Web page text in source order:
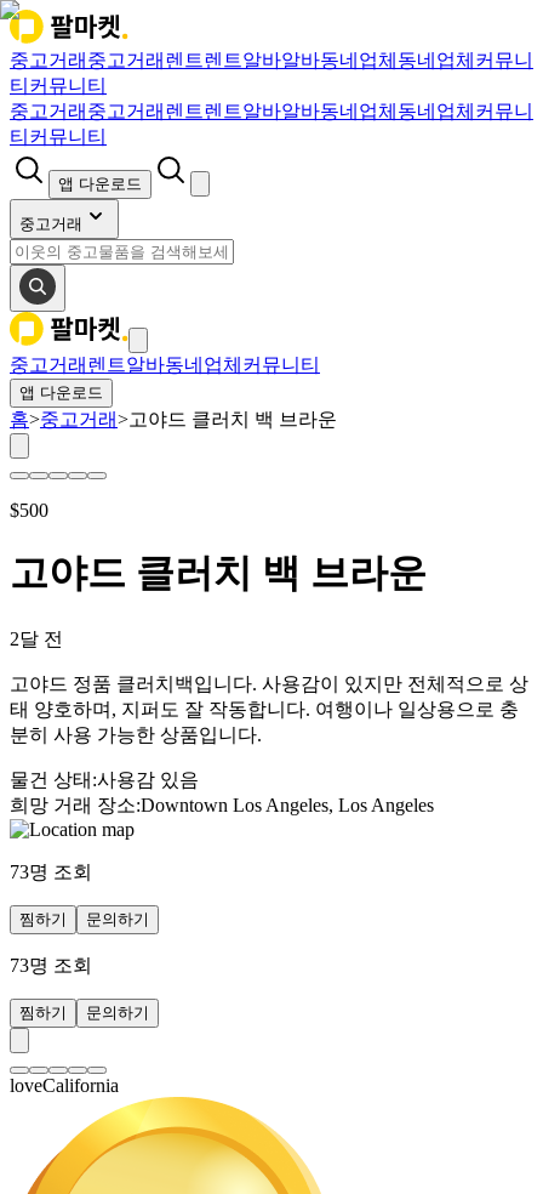
중고거래 중고거래 렌트렌트알바알바동네업체 동네업체 커뮤니
티 커뮤니티
중고거래 중고거래 렌트렌트알바알바동네업체 동네업체 커뮤니
티 커뮤니티
앱 다운로드
중고거래
중고거래 렌트알바동네업체 커뮤니티
앱 다운로드
홈>중고거래>고야드 클러치 백 브라운
$500
고야드 클러치 백 브라운
2달 전
고야드 정품 클러치백입니다. 사용감이 있지만 전체적으로 상
태 양호하며, 지퍼도 잘 작동합니다. 여행이나 일상용으로 충
분히 사용 가능한 상품입니다.
물건 상태 :사용감 있음
희망 거래 장소:Downtown Los Angeles, Los Angeles
73명 조회
찜하기 문의하기
73명 조회
찜하기 문의하기
loveCalifornia